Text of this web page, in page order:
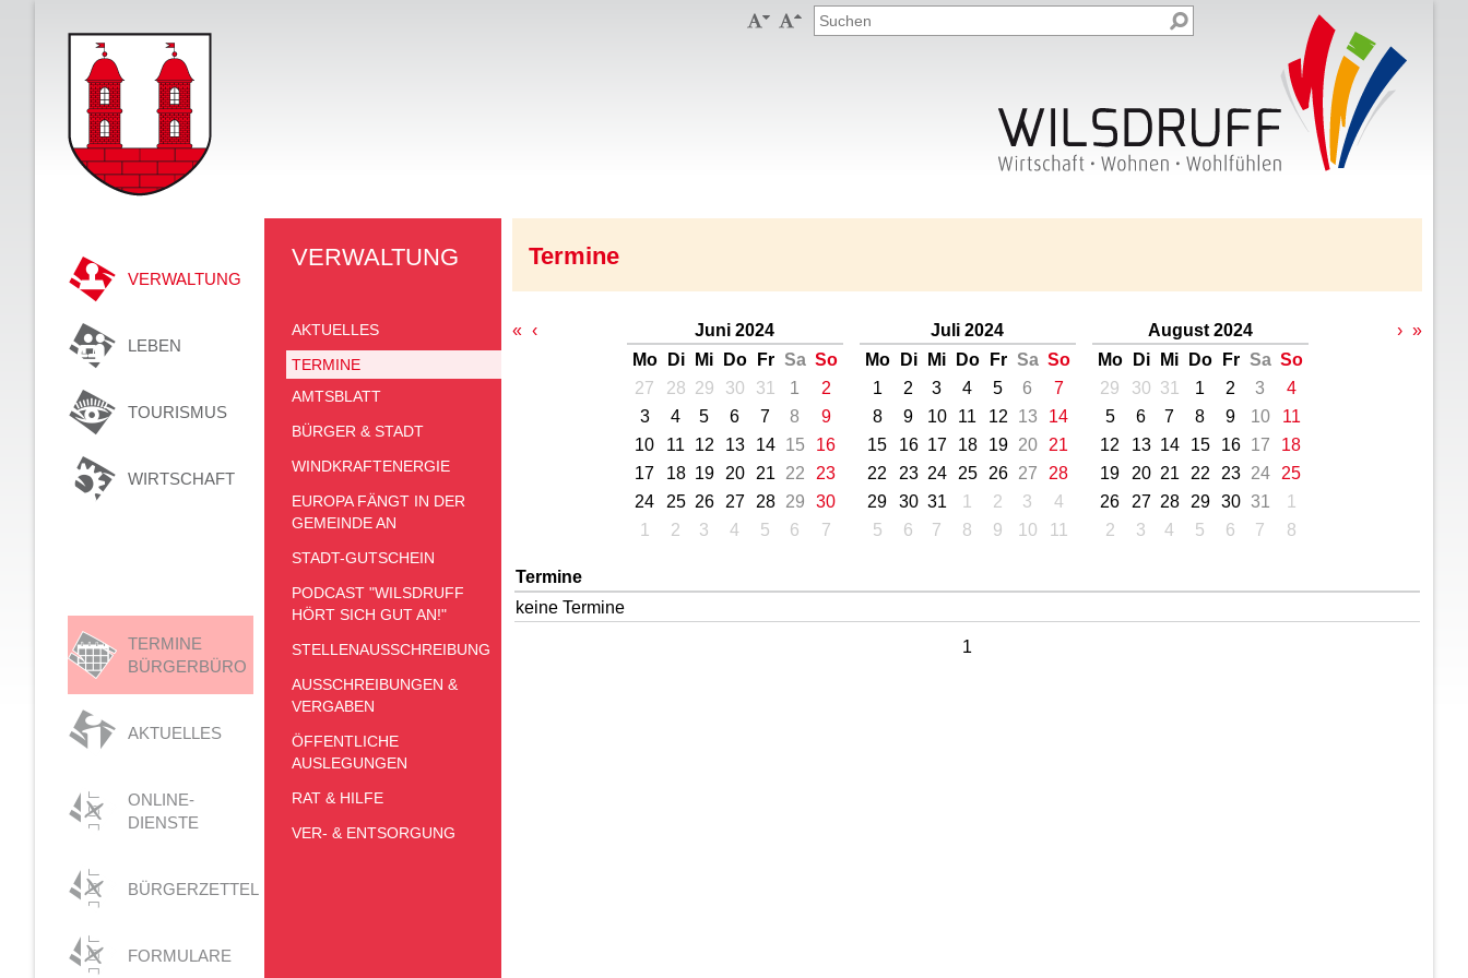
 
VERWALTUNG
LEBEN
TOURISMUS
WIRTSCHAFT
TERMINE
BÜRGERBÜRO
AKTUELLES
ONLINE-
DIENSTE
BÜRGERZETTEL
FORMULARE
VERWALTUNG
AKTUELLES
TERMINE
AMTSBLATT
BÜRGER & STADT
WINDKRAFTENERGIE
EUROPA FÄNGT IN DER
GEMEINDE AN
STADT-GUTSCHEIN
PODCAST "WILSDRUFF
HÖRT SICH GUT AN!"
STELLENAUSSCHREIBUNG
AUSSCHREIBUNGEN &
VERGABEN
ÖFFENTLICHE
AUSLEGUNGEN
RAT & HILFE
VER- & ENTSORGUNG
Termine
« ‹
Juni 2024
Mo
Di Mi Do Fr Sa So
27
28 29 30 31 1
2
3
4 5 6 7 8
9
10
11 12 13 14 15
16
17
18 19 20 21 22
23
24
25 26 27 28 29
30
1
2 3 4 5 6 7
Juli 2024
Mo
Di Mi Do Fr Sa So
1
2 3 4 5 6
7
8
9 10 11 12 13
14
15
16 17 18 19 20
21
22
23 24 25 26 27
28
29
30 31 1 2 3
4
5
6 7 8 9 10 11
August 2024
Mo
Di Mi Do Fr Sa So
29
30 31 1 2 3
4
5
6 7 8 9 10
11
12
13 14 15 16 17
18
19
20 21 22 23 24
25
26
27 28 29 30 31
1
2
3 4 5 6 7 8
› »
Termine
keine Termine
1